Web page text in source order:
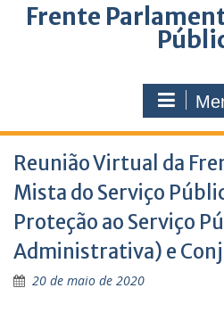
Frente
Reunião Virtual da
Mista do Serviço
Proteção ao Serviço
Administrativa) e
20 de maio de 2020